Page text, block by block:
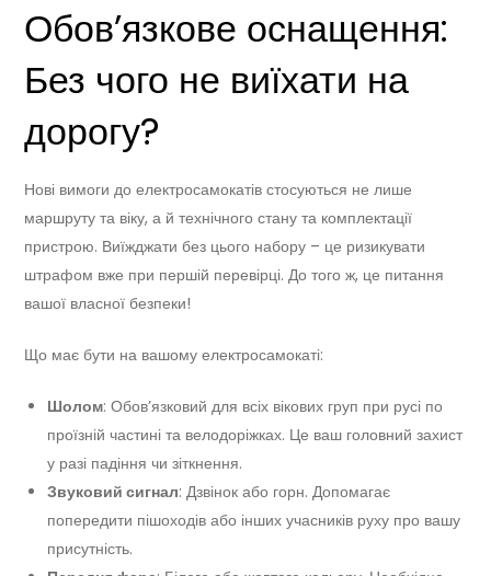
Обов’язкове оснащення:
Без чого не виїхати на
дорогу?
Нові вимоги до електросамокатів стосуються не лише
маршруту та віку, а й технічного стану та комплектації
пристрою. Виїжджати без цього набору – це ризикувати
штрафом вже при першій перевірці. До того ж, це питання
вашої власної безпеки!
Що має бути на вашому електросамокаті:
Шолом: Обов’язковий для всіх вікових груп при русі по
проїзній частині та велодоріжках. Це ваш головний захист
у разі падіння чи зіткнення.
Звуковий сигнал: Дзвінок або горн. Допомагає
попередити пішоходів або інших учасників руху про вашу
присутність.